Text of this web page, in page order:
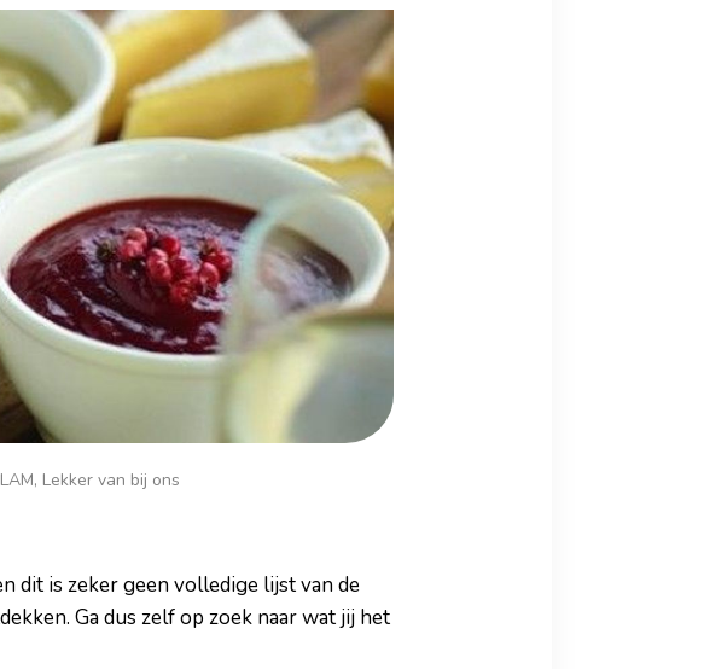
Lekker van bij ons
dit is zeker geen volledige lijst van de
Ga dus zelf op zoek naar wat jij het